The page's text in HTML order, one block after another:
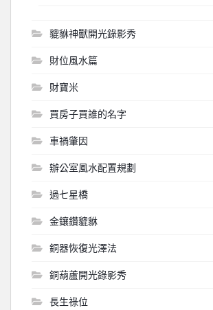
貔貅神獸開光錄影秀
財位風水篇
財寶米
買房子買誰的名字
車禍肇因
辦公室風水配置規劃
過七星橋
金鑲鑽貔貅
銅器恢復光澤法
銅葫蘆開光錄影秀
長生祿位